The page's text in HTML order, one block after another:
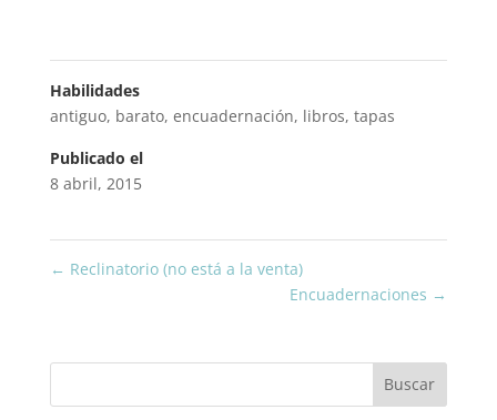
Habilidades
antiguo, barato, encuadernación, libros, tapas
Publicado el
8 abril, 2015
← Reclinatorio (no está a la venta)
Encuadernaciones →